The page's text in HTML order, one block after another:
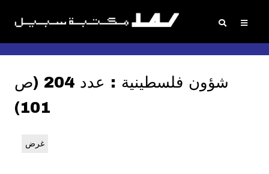
شؤون فلسطينية : عدد 204 (ص
101)
غرض